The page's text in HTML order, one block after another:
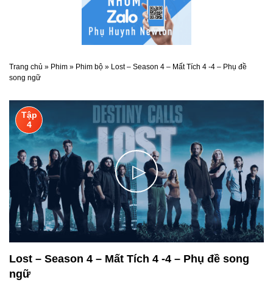
Trang chủ » Phim » Phim bộ » Lost – Season 4 – Mất Tích 4 -4 – Phụ đề
song ngữ
▷
Tập
4
Lost – Season 4 – Mất Tích 4 -4 – Phụ đề song
ngữ